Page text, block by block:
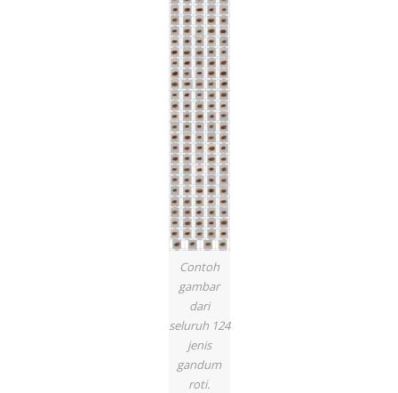
Contoh
gambar
dari
seluruh 124
jenis
gandum
roti.